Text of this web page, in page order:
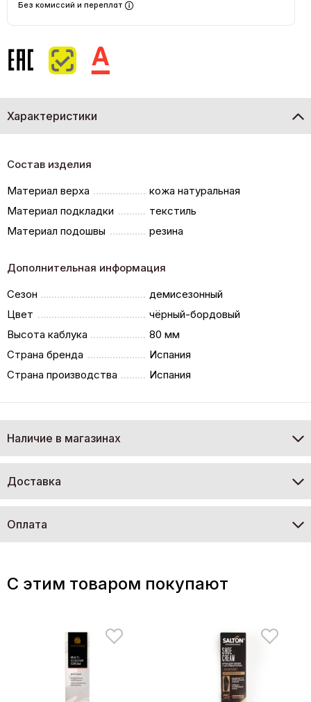
Без комиссий и переплат
Характеристики
Состав изделия
Материал верха
кожа натуральная
Материал подкладки
текстиль
Материал подошвы
резина
Дополнительная информация
Сезон
демисезонный
Цвет
чёрный-бордовый
Высота каблука
80 мм
Страна бренда
Испания
Страна производства
Испания
Наличие в магазинах
Доставка
Оплата
C этим товаром покупают